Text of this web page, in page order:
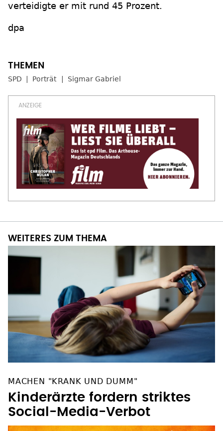
verteidigte er mit rund 45 Prozent.
dpa
SPD Porträt Sigmar Gabriel
WEITERES ZUM THEMA
MACHEN "KRANK UND DUMM"
Kinderärzte fordern striktes
Social-Media-Verbot